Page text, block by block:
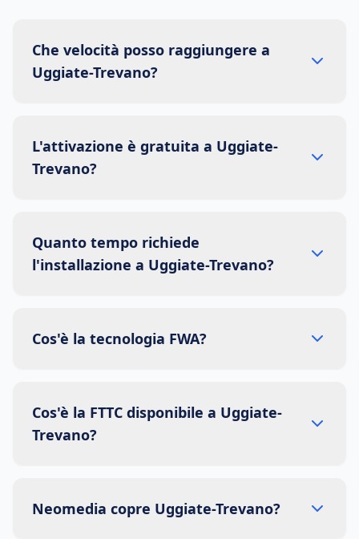
Che velocità posso raggiungere a
Uggiate-Trevano?
L'attivazione è gratuita a Uggiate-
Trevano?
Quanto tempo richiede
l'installazione a Uggiate-Trevano?
Cos'è la tecnologia FWA?
Cos'è la FTTC disponibile a Uggiate-
Trevano?
Neomedia copre Uggiate-Trevano?